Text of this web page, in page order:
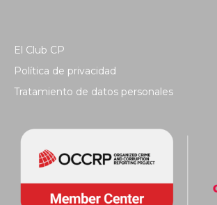
El Club CP
Política de privacidad
Tratamiento de datos personales